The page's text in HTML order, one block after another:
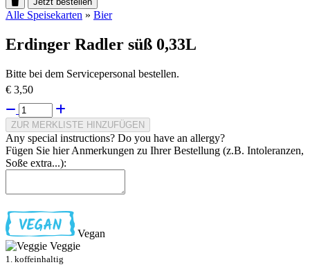
Alle Speisekarten » Bier
Erdinger Radler süß 0,33L
Bitte bei dem Servicepersonal bestellen.
€ 3,50
ZUR MERKLISTE HINZUFÜGEN
Any special instructions? Do you have an allergy?
Fügen Sie hier Anmerkungen zu Ihrer Bestellung (z.B. Intoleranzen,
Soße extra...):
Vegan
Veggie
1. koffeinhaltig